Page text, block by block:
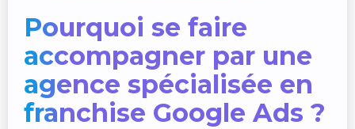
Pourquoi se faire
accompagner par une
agence spécialisée en
franchise Google Ads ?